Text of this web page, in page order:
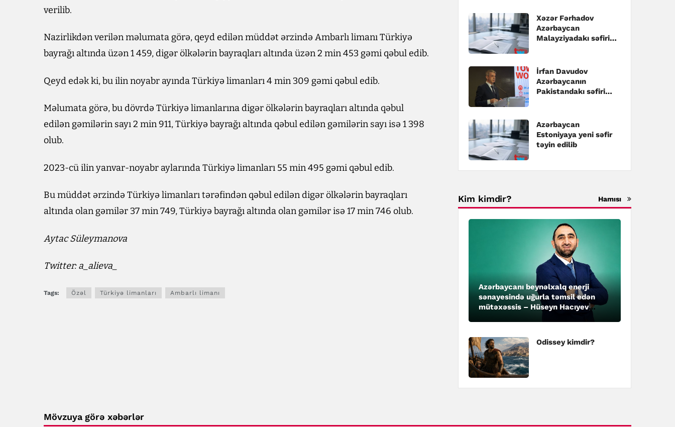
verilib.
Nazirlikdən verilən məlumata görə, qeyd edilən müddət ərzində Ambarlı limanı Türkiyə
bayrağı altında üzən 1 459, digər ölkələrin bayraqları altında üzən 2 min 453 gəmi qəbul edib.
Qeyd edək ki, bu ilin noyabr ayında Türkiyə limanları 4 min 309 gəmi qəbul edib.
Məlumata görə, bu dövrdə Türkiyə limanlarına digər ölkələrin bayraqları altında qəbul
edilən gəmilərin sayı 2 min 911, Türkiyə bayrağı altında qəbul edilən gəmilərin sayı isə 1 398
olub.
2023-cü ilin yanvar-noyabr aylarında Türkiyə limanları 55 min 495 gəmi qəbul edib.
Bu müddət ərzində Türkiyə limanları tərəfindən qəbul edilən digər ölkələrin bayraqları
altında olan gəmilər 37 min 749, Türkiyə bayrağı altında olan gəmilər isə 17 min 746 olub.
Aytac Süleymanova
Twitter: a_alieva_
Tags: Özəl Türkiyə limanları Ambarlı limanı
Xəzər Fərhadov
Azərbaycan
Malayziyadakı səfiri
İrfan Davudov
Azərbaycanın
Pakistandakı səfiri
Azərbaycan
Estoniyaya yeni səfir
təyin edilib
Kim kimdir? Hamısı
Azərbaycanı beynəlxalq enerji
sənayesində uğurla təmsil edən
mütəxəssis – Hüseyn Hacıyev
Odissey kimdir?
Mövzuya görə xəbərlər